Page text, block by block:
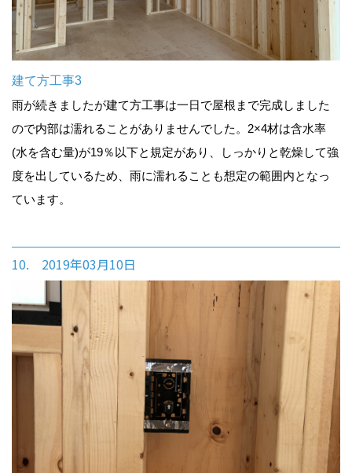
建て方工事3
雨が続きましたが建て方工事は一日で屋根まで完成しました
ので内部は濡れることがありませんでした。2×4材は含水率
(水を含む量)が19％以下と規定があり、しっかりと乾燥して強
度を出しているため、雨に濡れることも想定の範囲内となっ
ています。
10. 2019年03月10日